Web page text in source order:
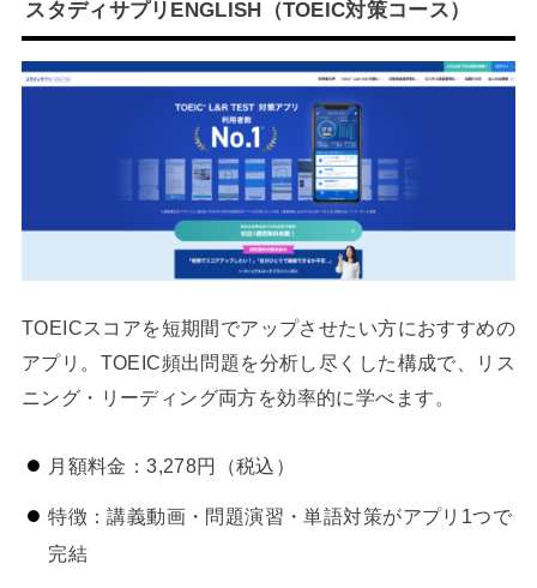
スタディサプリENGLISH（TOEIC対策コース）
TOEICスコアを短期間でアップさせたい方におすすめの
アプリ。TOEIC頻出問題を分析し尽くした構成で、リス
ニング・リーディング両方を効率的に学べます。
月額料金：3,278円（税込）
特徴：講義動画・問題演習・単語対策がアプリ1つで
完結